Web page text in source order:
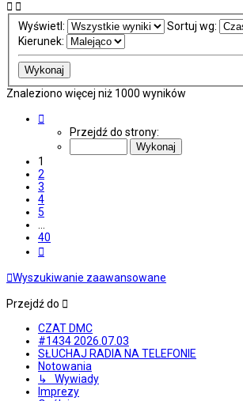
Wyświetl:
Sortuj wg:
Kierunek:
Znaleziono więcej niż 1000 wyników
Przejdź do strony:
1
2
3
4
5
40
Wyszukiwanie zaawansowane
Przejdź do
CZAT DMC
#1434 2026.07.03
SŁUCHAJ RADIA NA TELEFONIE
Notowania
↳ Wywiady
Imprezy